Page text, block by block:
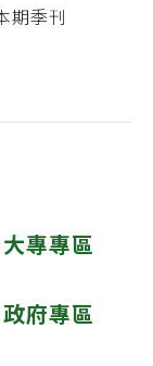
期季刊
大專專區
政府專區